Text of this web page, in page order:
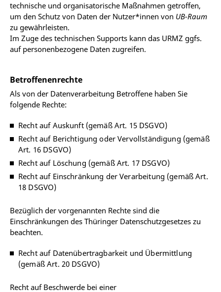
technische und organisatorische Maßnahmen getroffen,
um den Schutz von Daten der Nutzer*innen von UB-Raum
zu gewährleisten.
Im Zuge des technischen Supports kann das URMZ ggfs.
auf personenbezogene Daten zugreifen.
Betroffenenrechte
Als von der Datenverarbeitung Betroffene haben Sie
folgende Rechte:
Recht auf Auskunft (gemäß Art. 15 DSGVO)
Recht auf Berichtigung oder Vervollständigung (gemäß
Art. 16 DSGVO)
Recht auf Löschung (gemäß Art. 17 DSGVO)
Recht auf Einschränkung der Verarbeitung (gemäß Art.
18 DSGVO)
Bezüglich der vorgenannten Rechte sind die
Einschränkungen des Thüringer Datenschutzgesetzes zu
beachten.
Recht auf Datenübertragbarkeit und Übermittlung
(gemäß Art. 20 DSGVO)
Recht auf Beschwerde bei einer